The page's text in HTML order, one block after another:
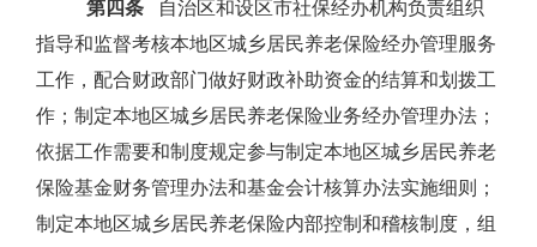
第四条
自治区和设区市社保经办机构负责组织
指导和监督考核本地区城乡居民养老保险经办管理服务
工作，配合财政部门做好财政补助资金的结算和划拨工
作；制定本地区城乡居民养老保险业务经办管理办法；
依据工作需要和制度规定参与制定本地区城乡居民养老
保险基金财务管理办法和基金会计核算办法实施细则；
制定本地区城乡居民养老保险内部控制和稽核制度，组